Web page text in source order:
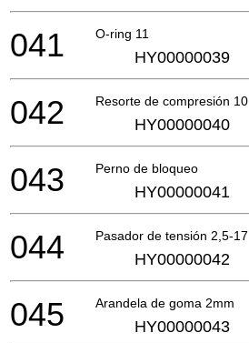
O-ring 11
041 HY00000039
Resorte de compresión 10
042 HY00000040
Perno de bloqueo
043 HY00000041
Pasador de tensión 2,5-17
044 HY00000042
Arandela de goma 2mm
045 HY00000043